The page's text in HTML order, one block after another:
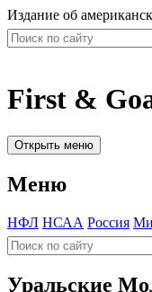
Издание об
First &
Открыть меню
Меню
НФЛ НСАА Россия
Уральские